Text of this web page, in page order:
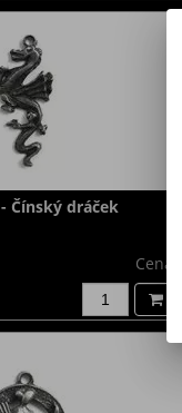
Čínský dráček
Cena: